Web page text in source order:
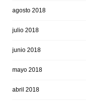
agosto 2018
julio 2018
junio 2018
mayo 2018
abril 2018